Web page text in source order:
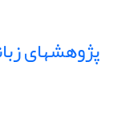
پژوهشهای